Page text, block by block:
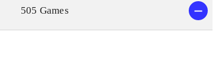
505 Games